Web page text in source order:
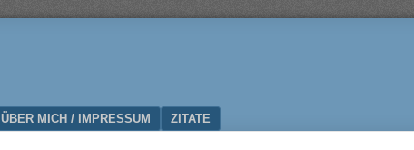
ÜBER MICH / IMPRESSUM ZITATE